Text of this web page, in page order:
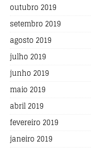
outubro 2019
setembro 2019
agosto 2019
julho 2019
junho 2019
maio 2019
abril 2019
fevereiro 2019
janeiro 2019